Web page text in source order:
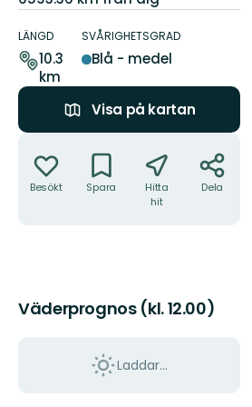
om
leden
LÄNGD
10.3
km
SVÅRIGHETSGRAD
Blå - medel
Visa på kartan
Besökt Spara
Hitta
hit
Dela
Väderprognos (kl. 12.00)
Laddar...